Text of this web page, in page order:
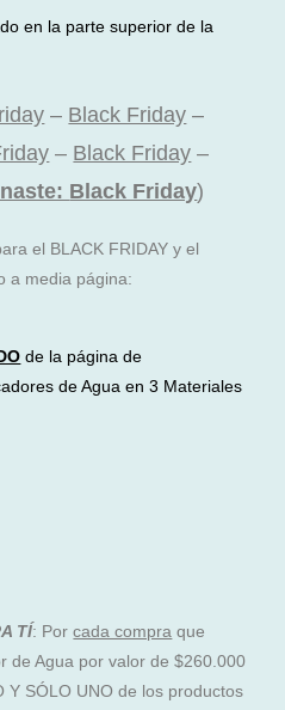
en la parte superior de la
– Black Friday –
– Black Friday –
Black Friday)
el BLACK FRIDAY y el
a media página:
de la página de
de Agua en 3 Materiales
TÍ: Porcada compra que
de Agua por valor de $260.000
Y SÓLO UNO de los productos